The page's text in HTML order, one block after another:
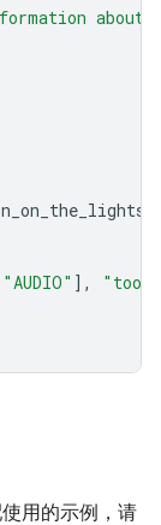
"AUDIO" ],
用的示例，请